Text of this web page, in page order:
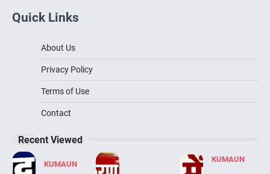
Quick Links
About Us
Privacy Policy
Terms of Use
Contact
Recent Viewed
KUMAUN
KUMAUN